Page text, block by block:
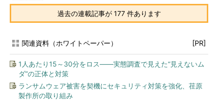
過去の連載記事が 177 件あります
関連資料（ホワイトペーパー） [PR]
1人あたり15～30分をロス――実態調査で見えた“見えないム
ダ”の正体と対策
ランサムウェア被害を契機にセキュリティ対策を強化、荏原
製作所の取り組み